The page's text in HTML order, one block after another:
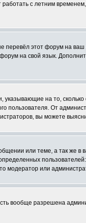
с летним
перевёл этот форум на
на свой язык.
указывающие на то,
От
вы можете
или теме, а так же в
или
вообще разрешена